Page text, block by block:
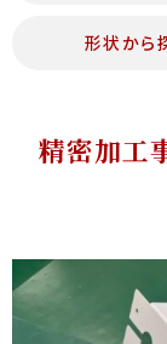
形状から
精密加工